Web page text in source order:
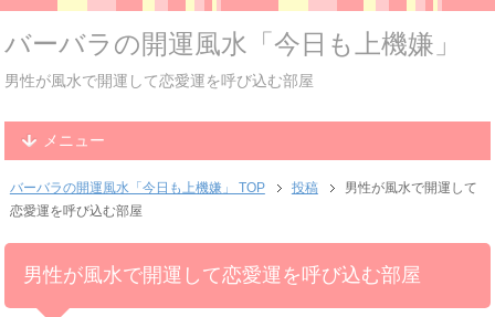
バーバラの開運風水「今日も上機嫌」
男性が風水で開運して恋愛運を呼び込む部屋
メニュー
バーバラの開運風水「今日も上機嫌」 TOP 投稿
男性が風水で開運して
恋愛運を呼び込む部屋
男性が風水で開運して恋愛運を呼び込む部屋